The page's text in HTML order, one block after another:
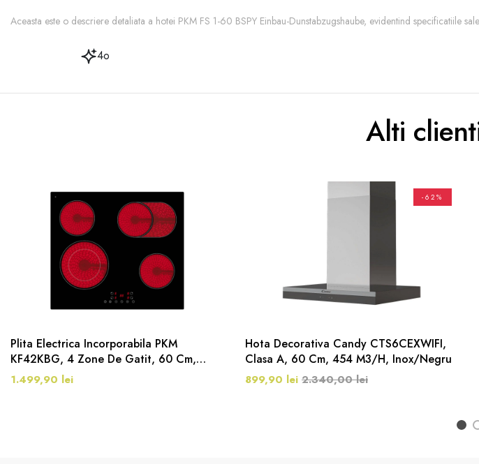
Aceasta este o descriere detaliata a hotei PKM FS 1-60 BSPY Einbau-Dunstabzugshaube, evidentind specificatiile
4o
Alti
Plita Electrica Incorporabila PKM
KF42KBG, 4 Zone De Gatit, 60 Cm,
Negru
1.499,90 lei
-62%
Hota Decorativa Candy CTS6CEXWIFI,
Clasa A, 60 Cm, 454 M3/h, Inox/Negru
899,90 lei 2.340,00 lei
1